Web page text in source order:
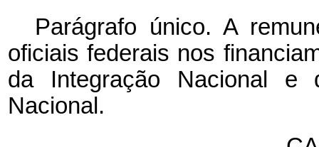
Parágrafo único. A
oficiais federais nos
da Integração Nacional e
Nacional.